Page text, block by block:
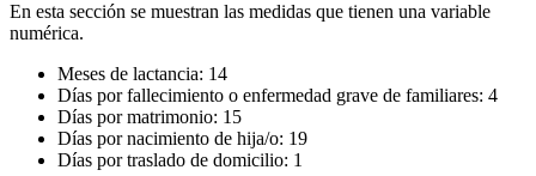
En esta sección se muestran las medidas que tienen una variable
numérica.
Meses de lactancia: 14
Días por fallecimiento o enfermedad grave de familiares: 4
Días por matrimonio: 15
Días por nacimiento de hija/o: 19
Días por traslado de domicilio: 1